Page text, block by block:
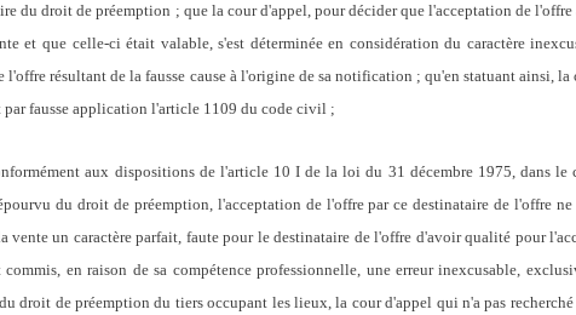
du droit de préemption ; que la cour d'appel, pour décider que l'acceptation de
et que celle-ci était valable, s'est déterminée en considération du caractère
l'offre résultant de la fausse cause à l'origine de sa notification ; qu'en statuant ainsi,
fausse application l'article 1109 du code civil ;
aux dispositions de l'article 10 I de la loi du 31 décembre 1975, dans le
du droit de préemption, l'acceptation de l'offre par ce destinataire de l'offre
vente un caractère parfait, faute pour le destinataire de l'offre d'avoir qualité pour
en raison de sa compétence professionnelle, une erreur inexcusable,
droit de préemption du tiers occupant les lieux, la cour d'appel qui n'a pas